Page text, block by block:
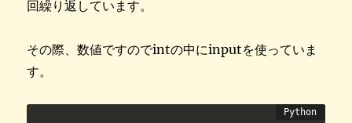
回繰り返しています。
その際、数値ですのでintの中にinputを使っていま
す。